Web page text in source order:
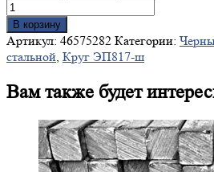
В корзину
Артикул: 46575282 Категории:
стальной, Круг ЭП817-ш
Вам также будет